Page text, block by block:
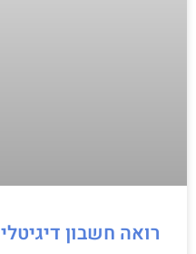
רואה חשבון דיגיטלי